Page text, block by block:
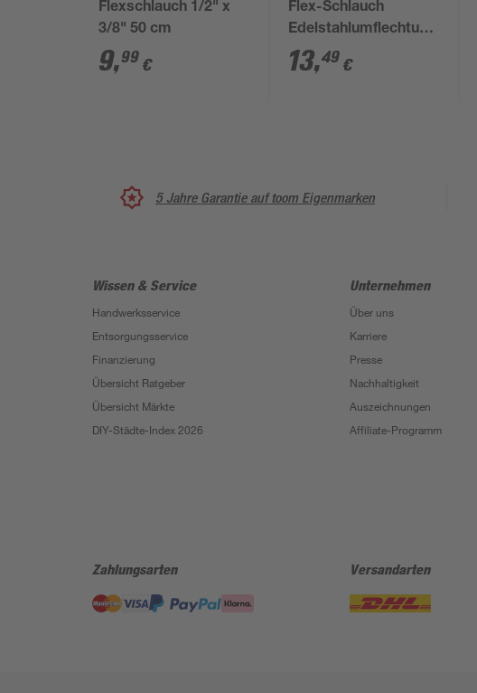
Flexschlauch 1/2" x
3/8" 50 cm
9,99 €
Flex-Schlauch
Edelstahlumflechtung
50 cm 1/2"
13,49 €
5 Jahre Garantie auf toom Eigenmarken
Wissen & Service
Handwerksservice
Entsorgungsservice
Finanzierung
Übersicht Ratgeber
Übersicht Märkte
DIY-Städte-Index 2026
Unternehmen
Über uns
Karriere
Presse
Nachhaltigkeit
Auszeichnungen
Affiliate-Programm
Zahlungsarten Versandarten